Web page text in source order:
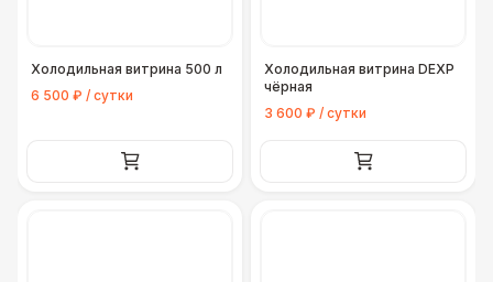
Холодильная витрина 500 л
6 500 ₽ / сутки
Холодильная витрина DEXP
чёрная
3 600 ₽ / сутки